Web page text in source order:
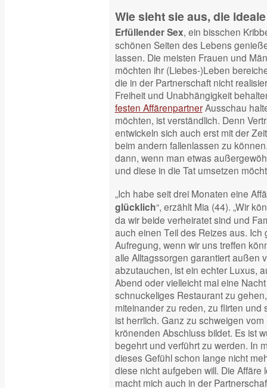
Wie sieht sie aus, die
Erfüllender Sex, ein bisschen
schönen Seiten des Lebens
lassen. Die meisten Frauen und
möchten ihr (Liebes-)Leben
die in der Partnerschaft nicht
Freiheit und Unabhängigkeit
festen AffärenpartnerAusschau
möchten, ist verständlich. Denn
entwickeln sich auch erst mit der
beim andern fallenlassen zu
dann, wenn man etwas
und diese in die Tat umsetzen
„Ich habe seit drei Monaten eine
glücklich“, erzählt Mia (44). „Wir
da wir beide verheiratet sind und
auch einen Teil des Reizes aus.
Aufregung, wenn wir uns treffen
alle Alltagssorgen garantiert außen
abzutauchen, ist ein echter Luxus,
Abend oder vielleicht mal eine
schnuckeliges Restaurant zu
miteinander zu reden, zu flirten
ist herrlich. Ganz zu schweigen
krönenden Abschluss bildet. Es ist
begehrt und verführt zu werden. In
dieses Gefühl schon lange nicht
diese nicht aufgeben will. Die
macht mich auch in der